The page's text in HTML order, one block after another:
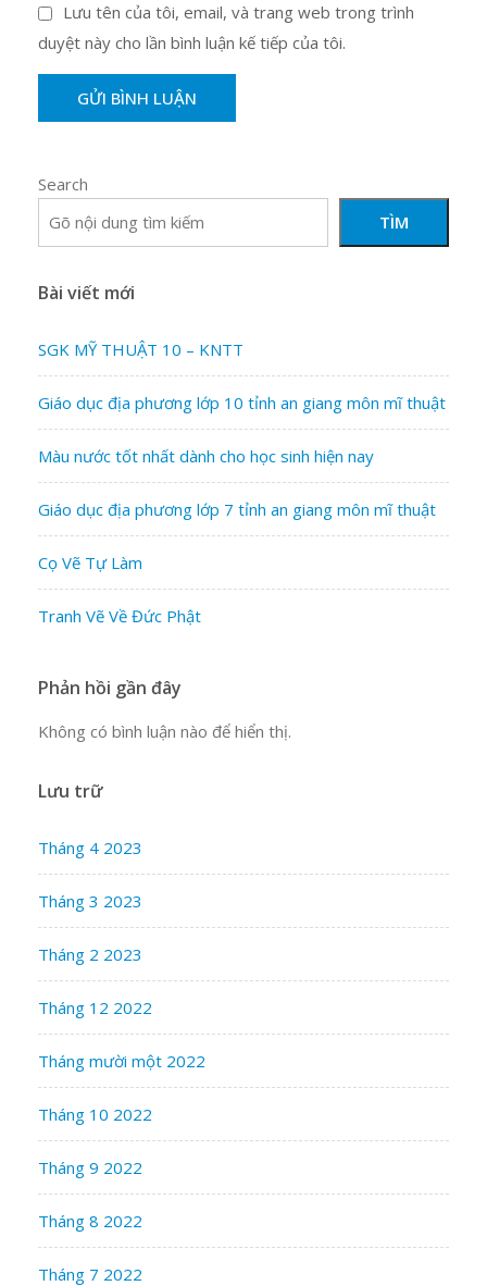
Lưu tên của tôi, email, và trang web trong trình
duyệt này cho lần bình luận kế tiếp của tôi.
Search
TÌM
Bài viết mới
SGK MỸ THUẬT 10 – KNTT
Giáo dục địa phương lớp 10 tỉnh an giang môn mĩ thuật
Màu nước tốt nhất dành cho học sinh hiện nay
Giáo dục địa phương lớp 7 tỉnh an giang môn mĩ thuật
Cọ Vẽ Tự Làm
Tranh Vẽ Về Đức Phật
Phản hồi gần đây
Không có bình luận nào để hiển thị.
Lưu trữ
Tháng 4 2023
Tháng 3 2023
Tháng 2 2023
Tháng 12 2022
Tháng mười một 2022
Tháng 10 2022
Tháng 9 2022
Tháng 8 2022
Tháng 7 2022